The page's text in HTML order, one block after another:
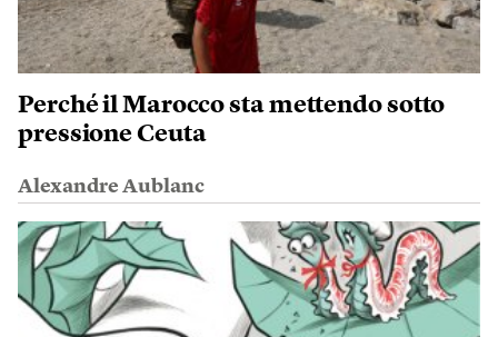
Perché il Marocco sta mettendo sotto
pressione Ceuta
Alexandre Aublanc